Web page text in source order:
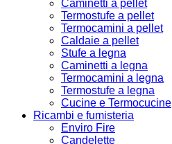
Caminetti a pellet
Termostufe a pellet
Termocamini a pellet
Caldaie a pellet
Stufe a legna
Caminetti a legna
Termocamini a legna
Termostufe a legna
Cucine e Termocucine
Ricambi e fumisteria
Enviro Fire
Candelette